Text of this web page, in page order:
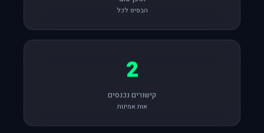
הבסיס לכל
2
קישורים נכנסים
אות אמינות